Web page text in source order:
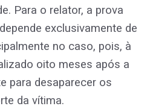
Para o relator, a prova
exclusivamente de
no caso, pois, à
oito meses após a
para desaparecer os
da vítima.